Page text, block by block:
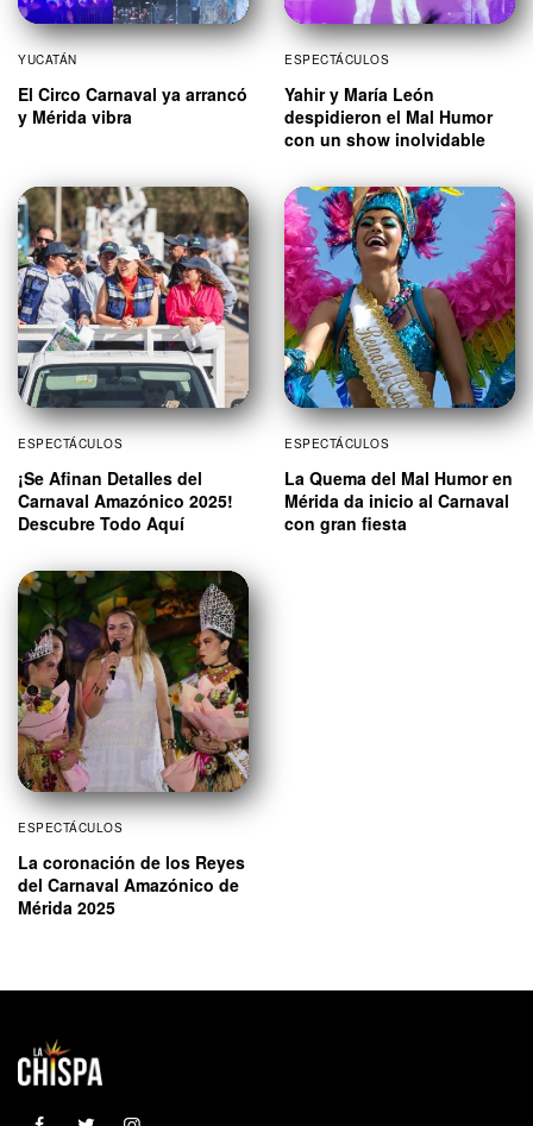
YUCATÁN
El Circo Carnaval ya arrancó
y Mérida vibra
ESPECTÁCULOS
Yahir y María León
despidieron el Mal Humor
con un show inolvidable
ESPECTÁCULOS
¡Se Afinan Detalles del
Carnaval Amazónico 2025!
Descubre Todo Aquí
ESPECTÁCULOS
La Quema del Mal Humor en
Mérida da inicio al Carnaval
con gran fiesta
ESPECTÁCULOS
La coronación de los Reyes
del Carnaval Amazónico de
Mérida 2025